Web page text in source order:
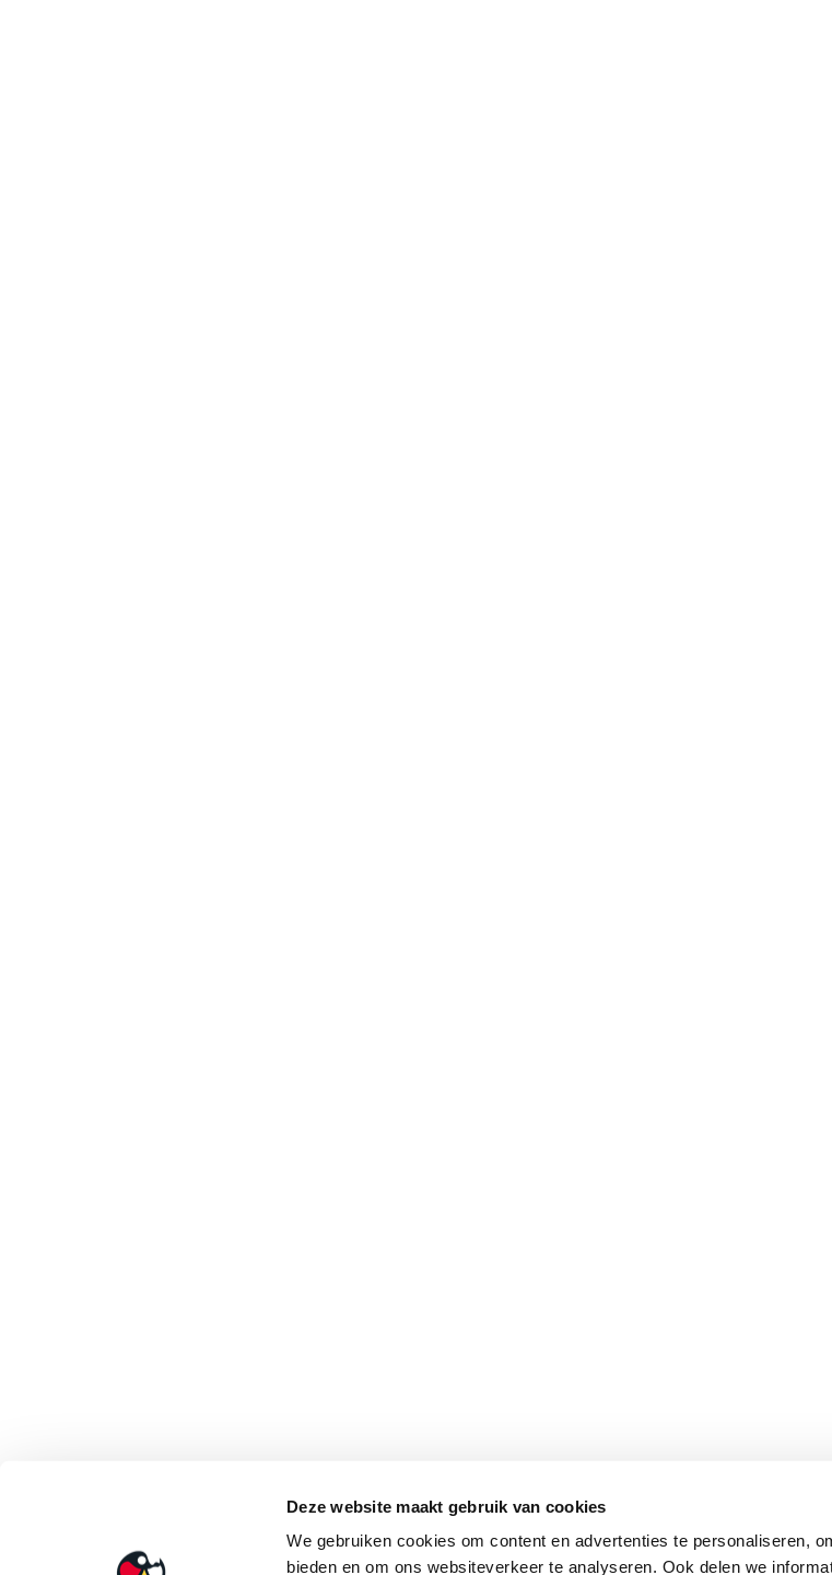
Deze website maakt gebruik van cookies
We gebruiken cookies om content en advertenties te personaliseren,
bieden en om ons websiteverkeer te analyseren. Ook delen we